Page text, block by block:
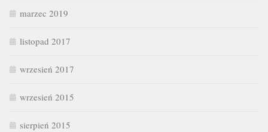
marzec 2019
listopad 2017
wrzesień 2017
wrzesień 2015
sierpień 2015